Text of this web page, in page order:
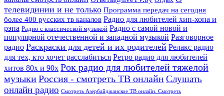
телевидинии и не только Программа передач на сегодня
более 400 русских тв каналов Радио для любителей хип-хопа и
рэпа Радио с классической музыкой Радио с самой новой и
популярной отечественной и западной музыкой Разговорное
радио Раскраски для детей и их родителей Релакс радио
для тех, кто хочет расслабиться Ретро радио для любителей
хитов 80х и 90х Рок радио для любителей тяжелой
музыкиРоссия - смотреть ТВ онлайнСлушать
онлайн радио Смотреть Азербайджанское ТВ онлайн. Смотреть